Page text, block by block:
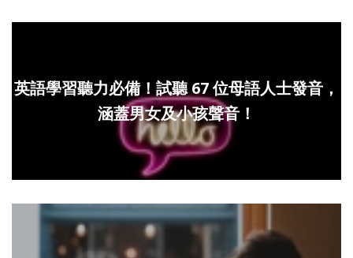
英語學習聽力必備！試聽 67 位母語人士發音，
涵蓋男女及小孩聲音！